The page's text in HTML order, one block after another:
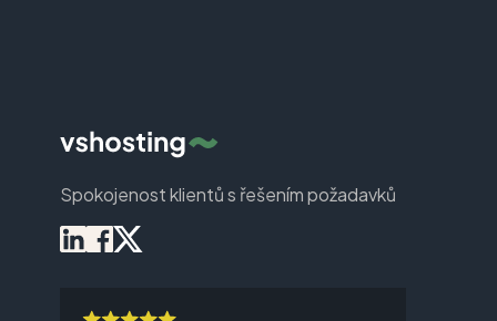
Spokojenost klientů s řešením požadavků